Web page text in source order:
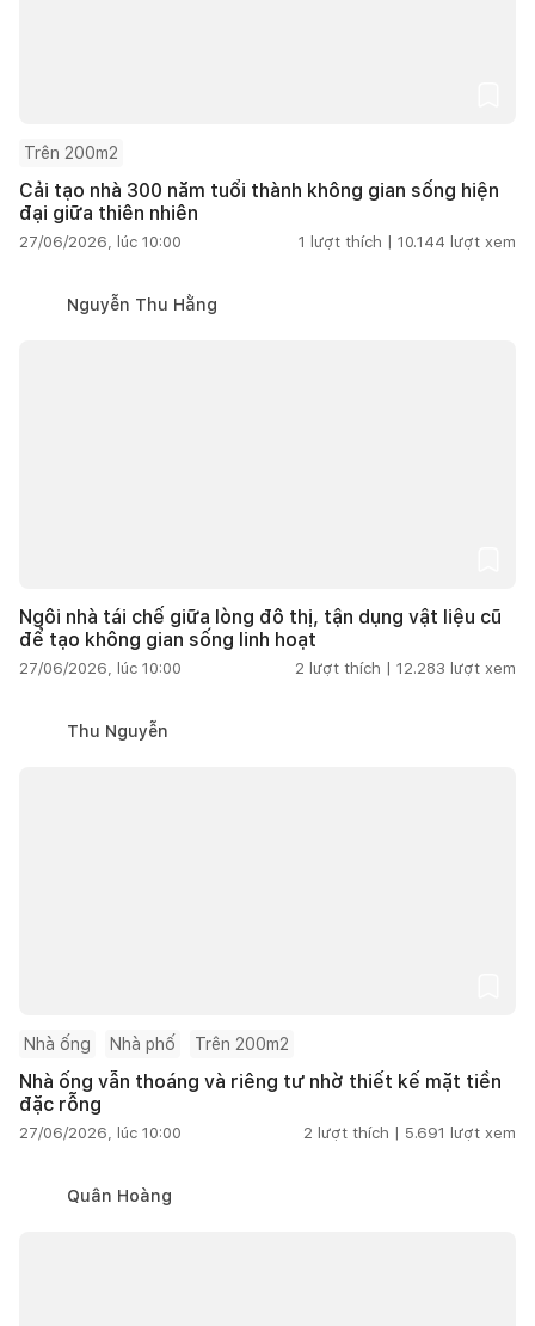
Trên 200m2
Cải tạo nhà 300 năm tuổi thành không gian sống hiện
đại giữa thiên nhiên
27/06/2026, lúc 10:00 1 lượt thích | 10.144 lượt xem
Nguyễn Thu Hằng
Ngôi nhà tái chế giữa lòng đô thị, tận dụng vật liệu cũ
để tạo không gian sống linh hoạt
27/06/2026, lúc 10:00 2 lượt thích | 12.283 lượt xem
Thu Nguyễn
Nhà ống Nhà phố Trên 200m2
Nhà ống vẫn thoáng và riêng tư nhờ thiết kế mặt tiền
đặc rỗng
27/06/2026, lúc 10:00 2 lượt thích | 5.691 lượt xem
Quân Hoàng